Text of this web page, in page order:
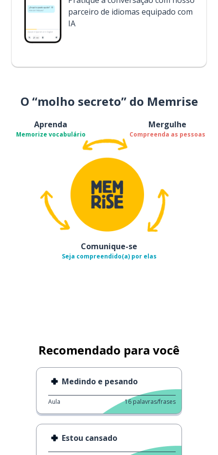
parceiro de idiomas equipado com
IA
O “molho secreto” do Memrise
Aprenda
Memorize vocabulário
Mergulhe
Compreenda as pessoas
Comunique-se
Seja compreendido(a) por elas
Recomendado para você
Medindo e pesando
Aula 16 palavras/frases
Estou cansado